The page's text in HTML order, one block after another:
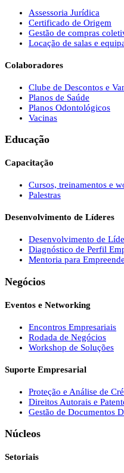
Assessoria Jurídica
Certificado de Origem
Gestão de compras
Locação de salas e
Colaboradores
Clube de Descontos e
Planos de Saúde
Planos Odontológicos
Vacinas
Educação
Capacitação
Cursos, treinamentos e
Palestras
Desenvolvimento de Líderes
Desenvolvimento de
Diagnóstico de Perfil
Mentoria para
Negócios
Eventos e Networking
Encontros Empresariais
Rodada de Negócios
Workshop de Soluções
Suporte Empresarial
Proteção e Análise de
Direitos Autorais e
Gestão de Documentos
Núcleos
Setoriais